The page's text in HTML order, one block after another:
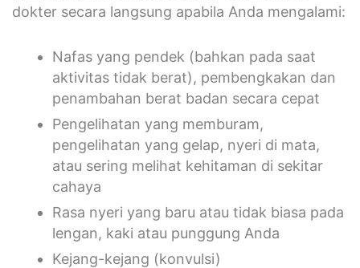
dokter secara langsung apabila Anda mengalami:
Nafas yang pendek (bahkan pada saat
aktivitas tidak berat), pembengkakan dan
penambahan berat badan secara cepat
Pengelihatan yang memburam,
pengelihatan yang gelap, nyeri di mata,
atau sering melihat kehitaman di sekitar
cahaya
Rasa nyeri yang baru atau tidak biasa pada
lengan, kaki atau punggung Anda
Kejang-kejang (konvulsi)